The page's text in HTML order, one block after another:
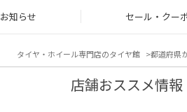
お知らせ セール・クー
タイヤ・ホイール専門店のタイヤ館 都道府県
店舗おススメ情報